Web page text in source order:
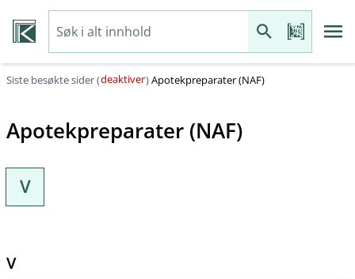
Siste besøkte sider (deaktiver)Apotekpreparater (NAF)
Apotekpreparater (NAF)
V
V